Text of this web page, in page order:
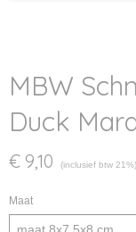
MBW
Duck
€ 9,10 (inclusief btw 21%)
Maat